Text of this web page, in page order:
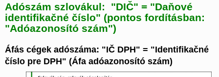
Adószám szlovákul: "DIČ" = "Daňové
identifikačné číslo" (pontos fordításban:
"Adóazonosító szám")
Áfás cégek adószáma: "IČ DPH" = "Identifikačné
číslo pre DPH" (Áfa adóazonosító szám)